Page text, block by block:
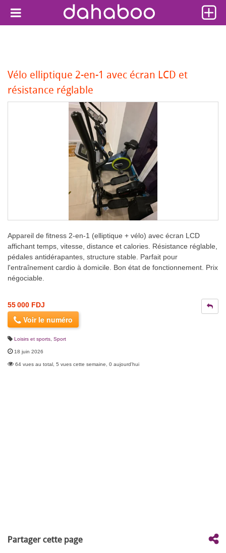
Vélo elliptique 2-en-1 avec écran LCD et
résistance réglable
Appareil de fitness 2-en-1 (elliptique + vélo) avec écran LCD
affichant temps, vitesse, distance et calories. Résistance réglable,
pédales antidérapantes, structure stable. Parfait pour
l'entraînement cardio à domicile. Bon état de fonctionnement. Prix
négociable.
55 000 FDJ
Voir le numéro
Loisirs et sports Sport
18 juin 2026
64 vues au total, 5 vues cette semaine, 0 aujourd'hui
Partager cette page